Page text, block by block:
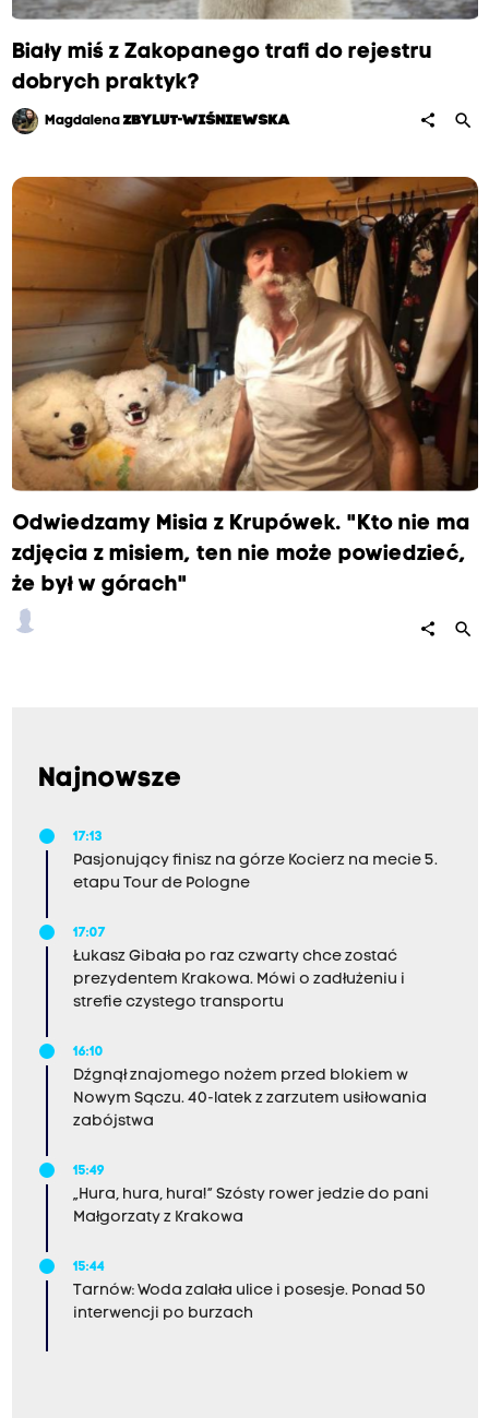
Biały miś z Zakopanego trafi do rejestru
dobrych praktyk?
MagdalenaZBYLUT-WIŚNIEWSKA share search
Odwiedzamy Misia z Krupówek. "Kto nie ma
zdjęcia z misiem, ten nie może powiedzieć,
że był w górach"
share search
Najnowsze
17:13
Pasjonujący finisz na górze Kocierz na mecie 5.
etapu Tour de Pologne
17:07
Łukasz Gibała po raz czwarty chce zostać
prezydentem Krakowa. Mówi o zadłużeniu i
strefie czystego transportu
16:10
Dźgnął znajomego nożem przed blokiem w
Nowym Sączu. 40-latek z zarzutem usiłowania
zabójstwa
15:49
„Hura, hura, hura!” Szósty rower jedzie do pani
Małgorzaty z Krakowa
15:44
Tarnów: Woda zalała ulice i posesje. Ponad 50
interwencji po burzach